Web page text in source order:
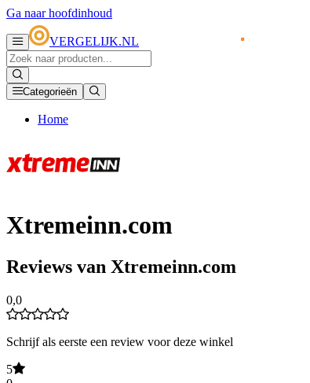
Ga naar hoofdinhoud
VERGELIJK.NL
Categorieën
Home
Xtremeinn.com
Reviews van Xtremeinn.com
0,0
Schrijf als eerste een review voor deze winkel
5